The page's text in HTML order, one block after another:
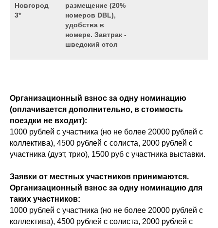
Новгород
3*
размещение (20%
номеров DBL),
удобства в
номере. Завтрак -
шведский стол
Организационный взнос за одну номинацию
(оплачивается дополнительно, в стоимость
поездки не входит):
1000 рублей с участника (но не более 20000 рублей с
коллектива), 4500 рублей с солиста, 2000 рублей с
участника (дуэт, трио), 1500 руб с участника выставки.
Заявки от местных участников принимаются.
Организационный взнос за одну номинацию для
таких участников:
1000 рублей с участника (но не более 20000 рублей с
коллектива), 4500 рублей с солиста, 2000 рублей с